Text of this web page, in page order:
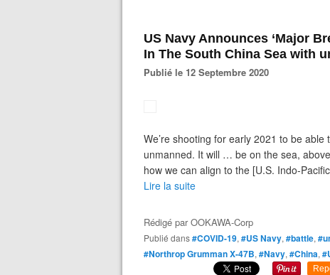
US Navy Announces ‘Major
In The South China Sea with
Publié le 12 Septembre 2020
We’re shooting for early 2021 to be
unmanned. It will … be on the sea,
how we can align to the [U.S. Indo-
Lire la suite
Rédigé parOOKAWA-Corp
Publié dans#COVID-19, #US Navy, #battle,
#Northrop Grumman X-47B, #Navy, #China,